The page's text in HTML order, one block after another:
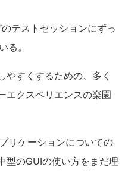
テストセッションにずっ
る。
すくするための、多く
エクスペリエンスの楽園
リケーションについての
型のGUIの使い方をまだ理